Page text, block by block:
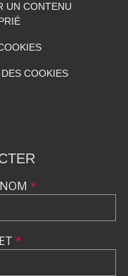
UN CONTENU
COOKIES
*
*